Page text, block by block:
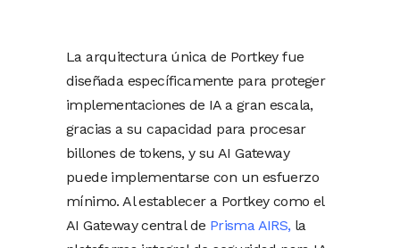
La arquitectura única de Portkey fue
diseñada específicamente para proteger
implementaciones de IA a gran escala,
gracias a su capacidad para procesar
billones de tokens, y su AI Gateway
puede implementarse con un esfuerzo
mínimo. Al establecer a Portkey como el
AI Gateway central de Prisma AIRS, la